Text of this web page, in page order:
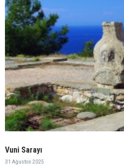
Vuni Sarayı
31 Ağustos 2025